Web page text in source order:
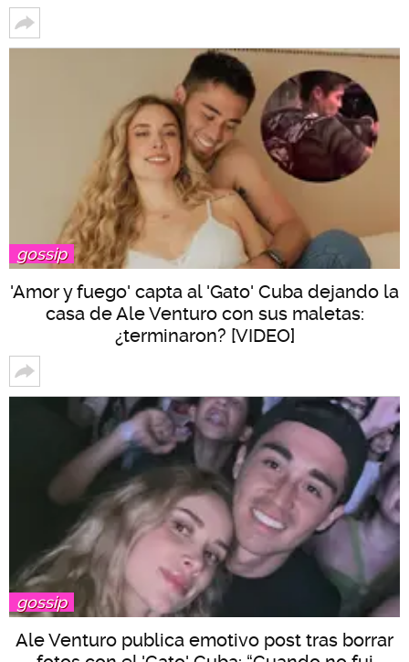
gossip
'Amor y fuego' capta al 'Gato' Cuba dejando la
casa de Ale Venturo con sus maletas:
¿terminaron? [VIDEO]
gossip
Ale Venturo publica emotivo post tras borrar